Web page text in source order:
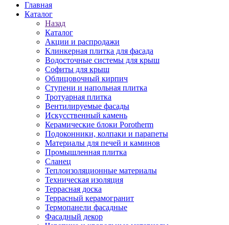
Главная
Каталог
Назад
Каталог
Акции и распродажи
Клинкерная плитка для фасада
Водосточные системы для крыш
Софиты для крыш
Облицовочный кирпич
Ступени и напольная плитка
Тротуарная плитка
Вентилируемые фасады
Искусственный камень
Керамические блоки Porotherm
Подоконники, колпаки и парапеты
Материалы для печей и каминов
Промышленная плитка
Сланец
Теплоизоляционные материалы
Техническая изоляция
Террасная доска
Террасный керамогранит
Термопанели фасадные
Фасадный декор